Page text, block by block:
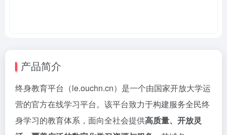
产品简介
终身教育平台（le.ouchn.cn）是一个由国家开放大学运
营的官方在线学习平台。该平台致力于构建服务全民终
身学习的教育体系，面向全社会提供高质量、开放灵